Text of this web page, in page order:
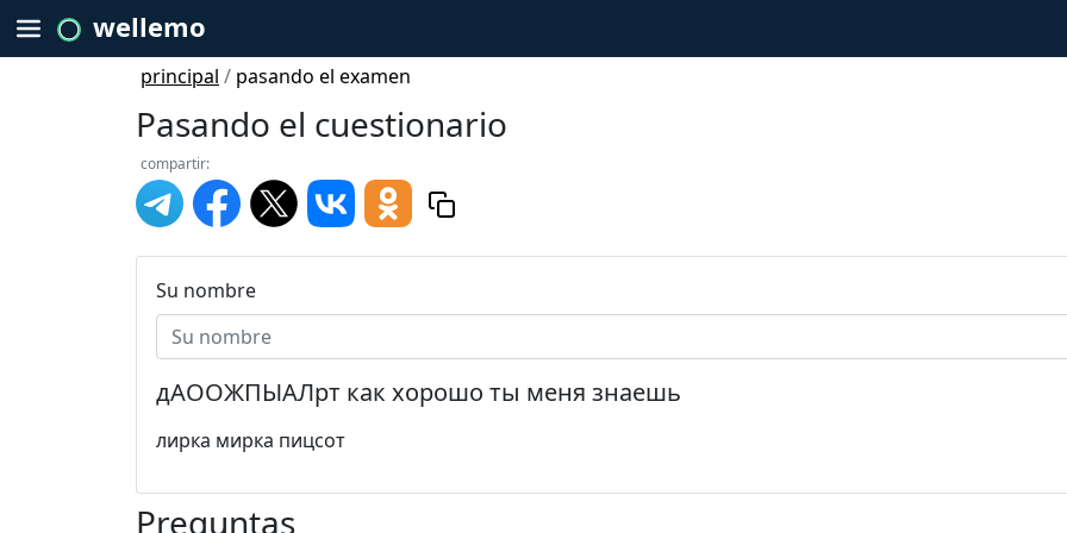
wellemo
principal / pasando el examen
Pasando el cuestionario
compartir:
Su nombre
дАООЖПЫАЛрт как хорошо ты меня знаешь
лирка мирка пицсот
Preguntas